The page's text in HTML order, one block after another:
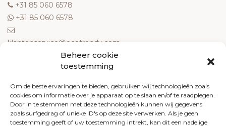
Beheer cookie
toestemming
Om de beste ervaringen te bieden, gebruiken wij technologieën zoals
cookies om informatie over je apparaat op te slaan en/of te raadplegen.
Door in te stemmen met deze technologieën kunnen wij gegevens
zoals surfgedrag of unieke ID's op deze site verwerken. Als je geen
toestemming geeft of uw toestemming intrekt, kan dit een nadelige
‎+31 85 060 6578
‎+31 85 060 6578
klantenservice@ecotrendy.com
Meest gestelde vragen
Contact
Algemene voorwaarden
Retourneren